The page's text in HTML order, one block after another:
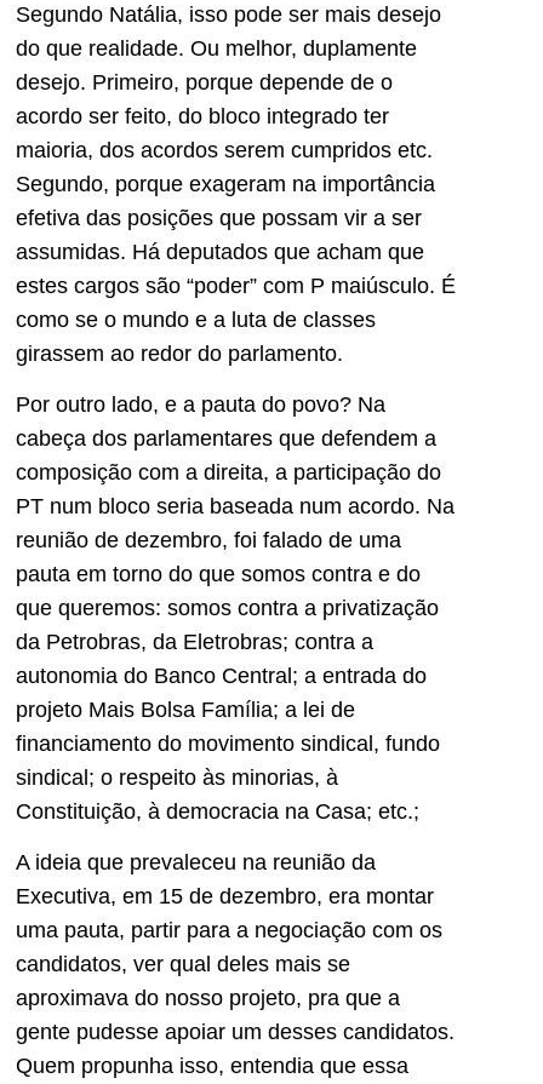
Segundo Natália, isso pode ser mais desejo
do que realidade. Ou melhor, duplamente
desejo. Primeiro, porque depende de o
acordo ser feito, do bloco integrado ter
maioria, dos acordos serem cumpridos etc.
Segundo, porque exageram na importância
efetiva das posições que possam vir a ser
assumidas. Há deputados que acham que
estes cargos são “poder” com P maiúsculo. É
como se o mundo e a luta de classes
girassem ao redor do parlamento.
Por outro lado, e a pauta do povo? Na
cabeça dos parlamentares que defendem a
composição com a direita, a participação do
PT num bloco seria baseada num acordo. Na
reunião de dezembro, foi falado de uma
pauta em torno do que somos contra e do
que queremos: somos contra a privatização
da Petrobras, da Eletrobras; contra a
autonomia do Banco Central; a entrada do
projeto Mais Bolsa Família; a lei de
financiamento do movimento sindical, fundo
sindical; o respeito às minorias, à
Constituição, à democracia na Casa; etc.;
A ideia que prevaleceu na reunião da
Executiva, em 15 de dezembro, era montar
uma pauta, partir para a negociação com os
candidatos, ver qual deles mais se
aproximava do nosso projeto, pra que a
gente pudesse apoiar um desses candidatos.
Quem propunha isso, entendia que essa